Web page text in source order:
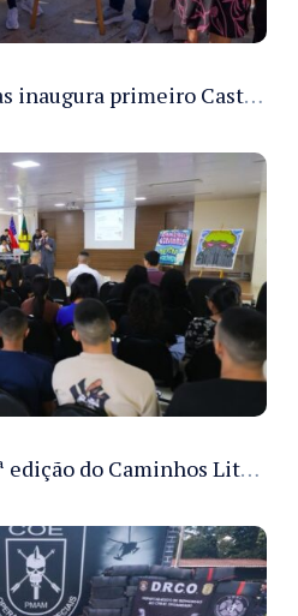
Governo do Amazonas inaugura primeiro Castramóvel Fluvial para atendimento veterinário às comunidades ribeirinhas e castração gratuita
Sejusc participa da 5ª edição do Caminhos Literários com foco na cultura hip-hop nas unidades socioeducativas